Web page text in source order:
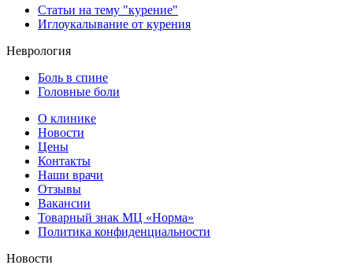
Статьи на тему "курение"
Иглоукалывание от курения
Неврология
Боль в спине
Головные боли
О клинике
Новости
Цены
Контакты
Наши врачи
Отзывы
Вакансии
Товарный знак МЦ «Норма»
Политика конфиденциальности
Новости